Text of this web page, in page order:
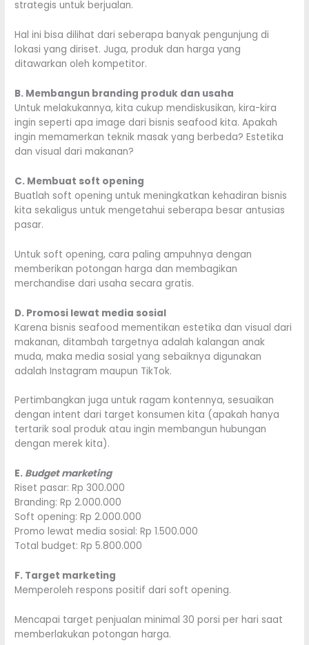
strategis untuk berjualan.
Hal ini bisa dilihat dari seberapa banyak pengunjung di
lokasi yang diriset. Juga, produk dan harga yang
ditawarkan oleh kompetitor.
B. Membangun branding produk dan usaha
Untuk melakukannya, kita cukup mendiskusikan, kira-kira
ingin seperti apa image dari bisnis seafood kita. Apakah
ingin memamerkan teknik masak yang berbeda? Estetika
dan visual dari makanan?
C. Membuat soft opening
Buatlah soft opening untuk meningkatkan kehadiran bisnis
kita sekaligus untuk mengetahui seberapa besar antusias
pasar.
Untuk soft opening, cara paling ampuhnya dengan
memberikan potongan harga dan membagikan
merchandise dari usaha secara gratis.
D. Promosi lewat media sosial
Karena bisnis seafood mementikan estetika dan visual dari
makanan, ditambah targetnya adalah kalangan anak
muda, maka media sosial yang sebaiknya digunakan
adalah Instagram maupun TikTok.
Pertimbangkan juga untuk ragam kontennya, sesuaikan
dengan intent dari target konsumen kita (apakah hanya
tertarik soal produk atau ingin membangun hubungan
dengan merek kita).
E. Budget marketing
Riset pasar: Rp 300.000
Branding: Rp 2.000.000
Soft opening: Rp 2.000.000
Promo lewat media sosial: Rp 1.500.000
Total budget: Rp 5.800.000
F. Target marketing
Memperoleh respons positif dari soft opening.
Mencapai target penjualan minimal 30 porsi per hari saat
memberlakukan potongan harga.